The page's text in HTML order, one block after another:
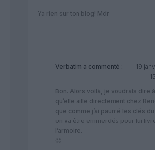
Ya rien sur ton blog! Mdr
Verbatim a commenté :
19
Bon. Alors voilà, je voudrais dire
qu’elle aille directement chez
que comme j’ai paumé les clés du
on va être emmerdés pour lui
l’armoire.
🙂